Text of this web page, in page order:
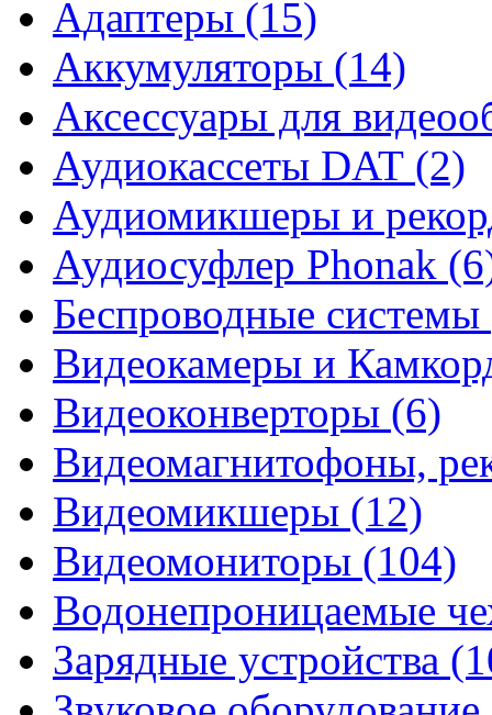
Адаптеры (15)
Аккумуляторы (14)
Аксессуары для
Аудиокассеты DAT (2)
Аудиомикшеры и
Аудиосуфлер Phonak
Беспроводные системы
Видеокамеры и
Видеоконверторы (6)
Видеомагнитофоны,
Видеомикшеры (12)
Видеомониторы (104)
Водонепроницаемые
Зарядные устройства